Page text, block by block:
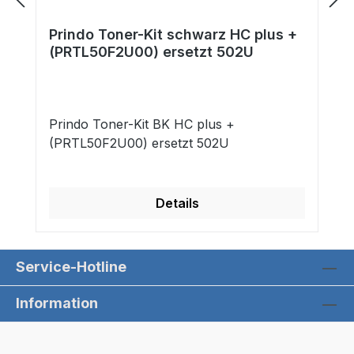
Prindo Toner-Kit schwarz HC plus +
(PRTL50F2U00) ersetzt 502U
Prindo Toner-Kit BK HC plus +
(PRTL50F2U00) ersetzt 502U
Details
Service-Hotline
Information